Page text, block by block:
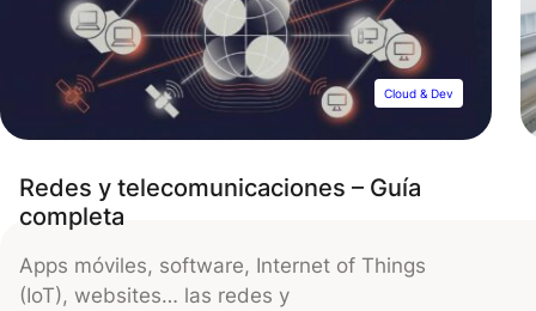
Cloud & Dev
Redes y telecomunicaciones – Guía
completa
Apps móviles, software, Internet of Things
(IoT), websites… las redes y